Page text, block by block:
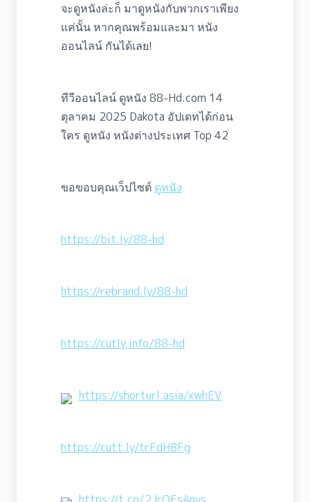
จะดูหนังล่ะก็ มาดูหนังกับพวกเราเพียง
แค่นั้น หากคุณพร้อมและมา หนัง
ออนไลน์ กันได้เลย!
ทีวีออนไลน์ ดูหนัง 88-Hd.com 14
ตุลาคม 2025 Dakota อัปเดทได้ก่อน
ใคร ดูหนัง หนังต่างประเทศ Top 42
ขอขอบคุณเว็ปไซต์ ดูหนัง
https://bit.ly/88-hd
https://rebrand.ly/88-hd
https://cutly.info/88-hd
https://shorturl.asia/xwhEV
https://cutt.ly/trFdHBFg